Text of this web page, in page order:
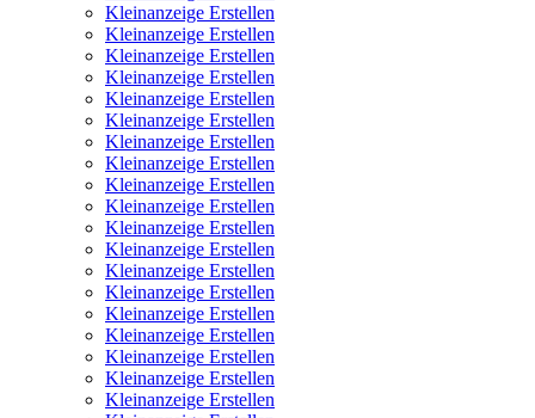
Kleinanzeige Erstellen
Kleinanzeige Erstellen
Kleinanzeige Erstellen
Kleinanzeige Erstellen
Kleinanzeige Erstellen
Kleinanzeige Erstellen
Kleinanzeige Erstellen
Kleinanzeige Erstellen
Kleinanzeige Erstellen
Kleinanzeige Erstellen
Kleinanzeige Erstellen
Kleinanzeige Erstellen
Kleinanzeige Erstellen
Kleinanzeige Erstellen
Kleinanzeige Erstellen
Kleinanzeige Erstellen
Kleinanzeige Erstellen
Kleinanzeige Erstellen
Kleinanzeige Erstellen